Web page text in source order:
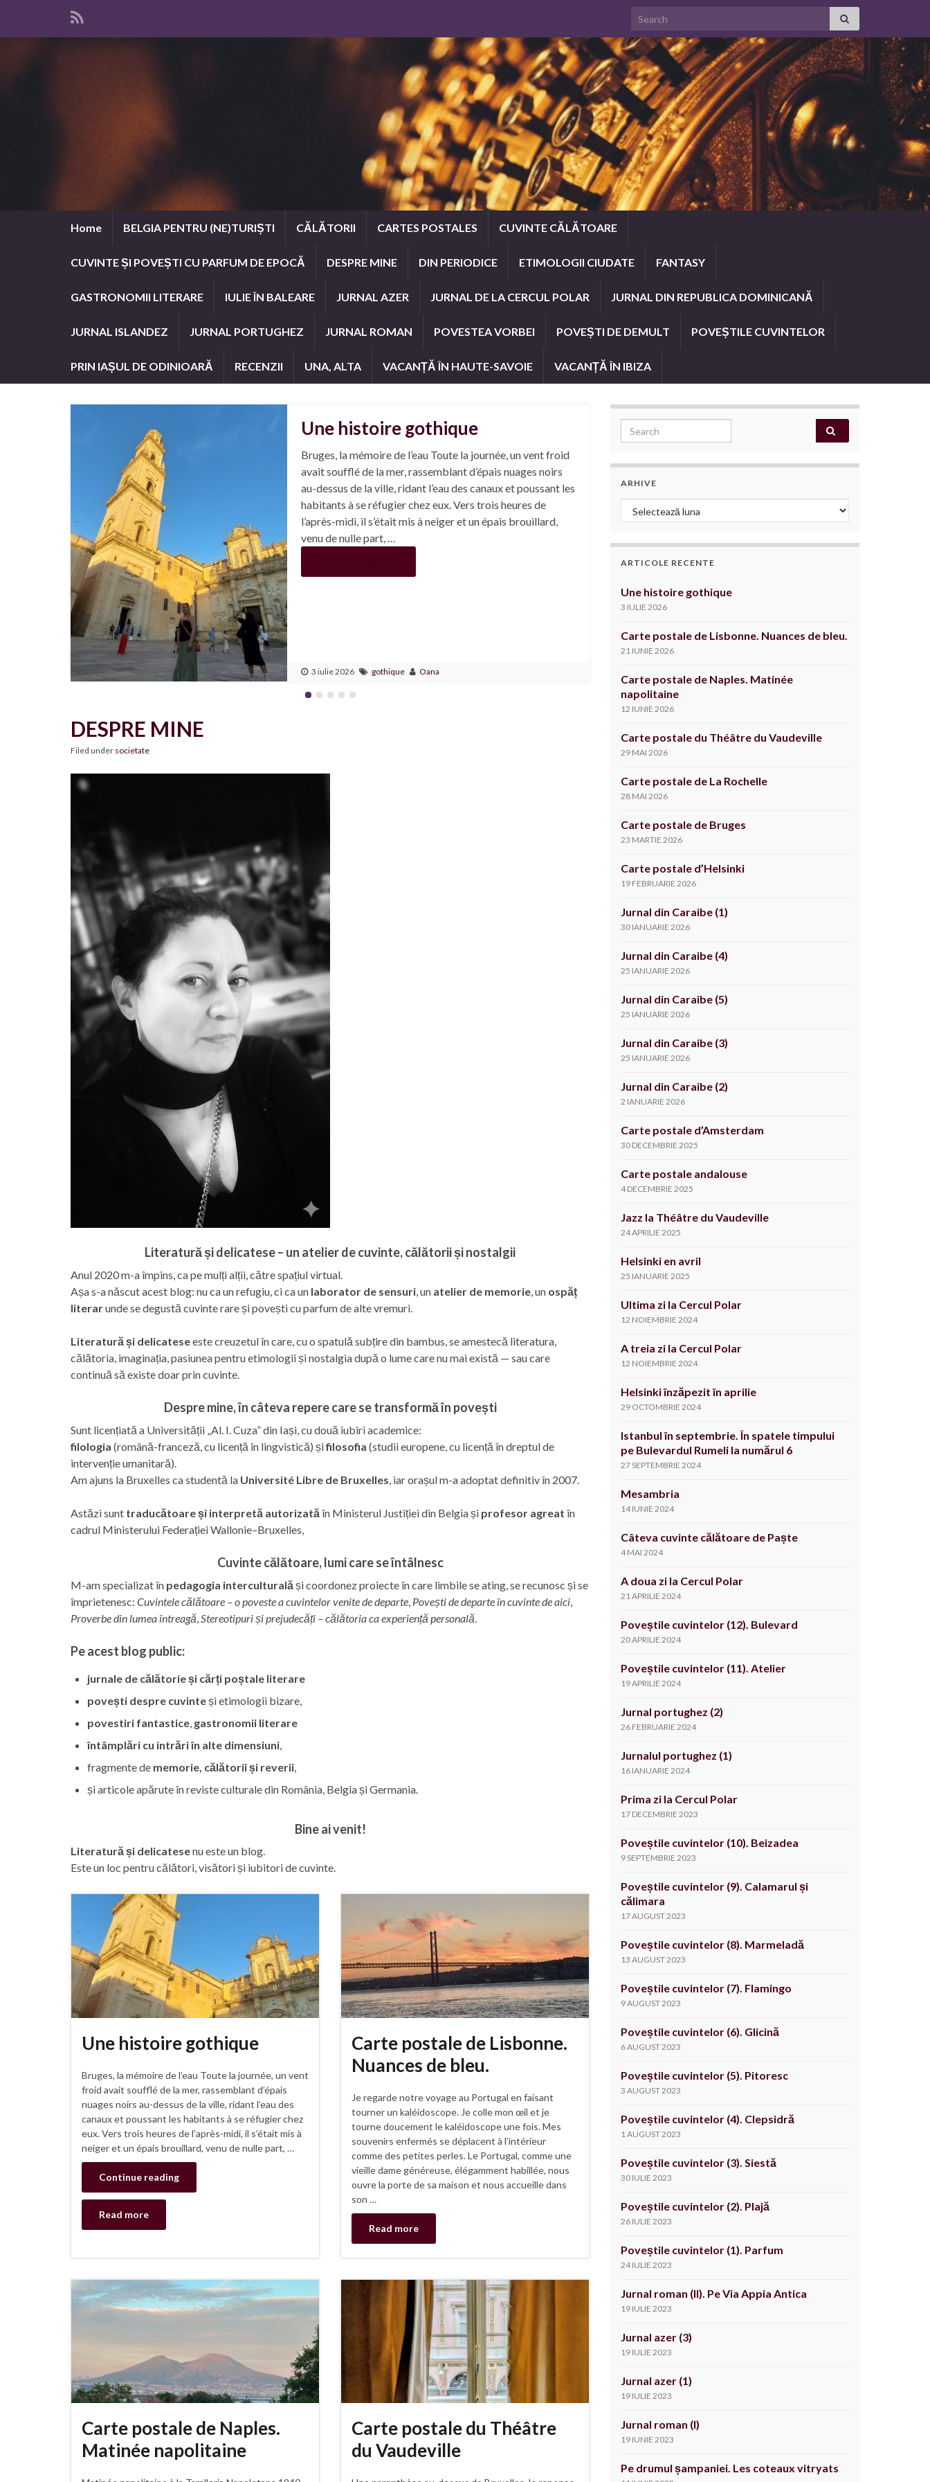
Search for:
Home BELGIA PENTRU (NE)TURIȘTI CĂLĂTORII CARTES POSTALES CUVINTE CĂLĂTOARE
CUVINTE ȘI POVEȘTI CU PARFUM DE EPOCĂ DESPRE MINE DIN PERIODICE ETIMOLOGII CIUDATE FANTASY
GASTRONOMII LITERARE IULIE ÎN BALEARE JURNAL AZER JURNAL DE LA CERCUL POLAR JURNAL DIN REPUBLICA DOMINICANĂ
JURNAL ISLANDEZ JURNAL PORTUGHEZ JURNAL ROMAN POVESTEA VORBEI POVEȘTI DE DEMULT POVEȘTILE CUVINTELOR
PRIN IAȘUL DE ODINIOARĂ RECENZII UNA, ALTA VACANȚĂ ÎN HAUTE-SAVOIE VACANȚĂ ÎN IBIZA
Une histoire gothique
Bruges, la mémoire de l’eau Toute la journée, un vent froid
avait soufflé de la mer, rassemblant d’épais nuages noirs
au-dessus de la ville, ridant l’eau des canaux et poussant les
habitants à se réfugier chez eux. Vers trois heures de
l’après-midi, il s’était mis à neiger et un épais brouillard,
venu de nulle part, …
3 iulie 2026 gothique Oana
DESPRE MINE
Filed under societate
Literatură și delicatese – un atelier de cuvinte, călătorii și nostalgii
Anul 2020 m-a împins, ca pe mulți alții, către spațiul virtual.
Așa s-a născut acest blog: nu ca un refugiu, ci ca un laborator de sensuri, un atelier de memorie, un ospăț
literarunde se degustă cuvinte rare și povești cu parfum de alte vremuri.
Literatură și delicateseeste creuzetul în care, cu o spatulă subțire din bambus, se amestecă literatura,
călătoria, imaginația, pasiunea pentru etimologii și nostalgia după o lume care nu mai există — sau care
continuă să existe doar prin cuvinte.
Despre mine, în câteva repere care se transformă în povești
Sunt licențiată a Universității „Al. I. Cuza” din Iași, cu două iubiri academice:
filologia (română-franceză, cu licență în lingvistică) șifilosofia (studii europene, cu licență în dreptul de
intervenție umanitară).
Am ajuns la Bruxelles ca studentă la Université Libre de Bruxelles, iar orașul m-a adoptat definitiv în 2007.
Astăzi sunt traducătoare și interpretă autorizatăîn Ministerul Justiției din Belgia și profesor agreat în
cadrul Ministerului Federației Wallonie–Bruxelles,
Cuvinte călătoare, lumi care se întâlnesc
M-am specializat în pedagogia interculturalăși coordonez proiecte în care limbile se ating, se recunosc și se
împrietenesc: Cuvintele călătoare – o poveste a cuvintelor venite de departe, Povești de departe în cuvinte de aici,
Proverbe din lumea întreagă,Stereotipuri și prejudecăți – călătoria ca experiență personală.
Pe acest blog public:
jurnale de călătorie și cărți poștale literare
povești despre cuvinteși etimologii bizare,
povestiri fantastice, gastronomii literare
întâmplări cu intrări în alte dimensiuni,
fragmente de memorie, călătorii și reverii,
și articole apărute în reviste culturale din România, Belgia și Germania.
Bine ai venit!
Literatură și delicatesenu este un blog.
Este un loc pentru călători, visători și iubitori de cuvinte.
Une histoire gothique
Bruges, la mémoire de l’eau Toute la journée, un vent
froid avait soufflé de la mer, rassemblant d’épais
nuages noirs au-dessus de la ville, ridant l’eau des
canaux et poussant les habitants à se réfugier chez
eux. Vers trois heures de l’après-midi, il s’était mis à
neiger et un épais brouillard, venu de nulle part, …
Continue reading
Read more
Carte postale de Lisbonne.
Nuances de bleu.
Je regarde notre voyage au Portugal en faisant
tourner un kaléidoscope. Je colle mon œil et je
tourne doucement le kaléidoscope une fois. Mes
souvenirs enfermés se déplacent à l’intérieur
comme des petites perles. Le Portugal, comme une
vieille dame généreuse, élégamment habillée, nous
ouvre la porte de sa maison et nous accueille dans
son …
Read more
Carte postale de Naples.
Matinée napolitaine
Carte postale du Théâtre
du Vaudeville
Search for:
ARHIVE
Arhive
ARTICOLE RECENTE
Une histoire gothique
3 IULIE 2026
Carte postale de Lisbonne. Nuances de bleu.
21 IUNIE 2026
Carte postale de Naples. Matinée
napolitaine
12 IUNIE 2026
Carte postale du Théâtre du Vaudeville
29 MAI 2026
Carte postale de La Rochelle
28 MAI 2026
Carte postale de Bruges
23 MARTIE 2026
Carte postale d’Helsinki
19 FEBRUARIE 2026
Jurnal din Caraibe (1)
30 IANUARIE 2026
Jurnal din Caraibe (4)
25 IANUARIE 2026
Jurnal din Caraibe (5)
25 IANUARIE 2026
Jurnal din Caraibe (3)
25 IANUARIE 2026
Jurnal din Caraibe (2)
2 IANUARIE 2026
Carte postale d’Amsterdam
30 DECEMBRIE 2025
Carte postale andalouse
4 DECEMBRIE 2025
Jazz la Théâtre du Vaudeville
24 APRILIE 2025
Helsinki en avril
25 IANUARIE 2025
Ultima zi la Cercul Polar
12 NOIEMBRIE 2024
A treia zi la Cercul Polar
12 NOIEMBRIE 2024
Helsinki înzăpezit în aprilie
29 OCTOMBRIE 2024
Istanbul în septembrie. În spatele timpului
pe Bulevardul Rumeli la numărul 6
27 SEPTEMBRIE 2024
Mesambria
14 IUNIE 2024
Câteva cuvinte călătoare de Paște
4 MAI 2024
A doua zi la Cercul Polar
21 APRILIE 2024
Poveștile cuvintelor (12). Bulevard
20 APRILIE 2024
Poveștile cuvintelor (11). Atelier
19 APRILIE 2024
Jurnal portughez (2)
26 FEBRUARIE 2024
Jurnalul portughez (1)
16 IANUARIE 2024
Prima zi la Cercul Polar
17 DECEMBRIE 2023
Poveștile cuvintelor (10). Beizadea
9 SEPTEMBRIE 2023
Poveștile cuvintelor (9). Calamarul și
călimara
17 AUGUST 2023
Poveștile cuvintelor (8). Marmeladă
13 AUGUST 2023
Poveștile cuvintelor (7). Flamingo
9 AUGUST 2023
Poveștile cuvintelor (6). Glicină
6 AUGUST 2023
Poveștile cuvintelor (5). Pitoresc
3 AUGUST 2023
Poveștile cuvintelor (4). Clepsidră
1 AUGUST 2023
Poveștile cuvintelor (3). Siestă
30 IULIE 2023
Poveștile cuvintelor (2). Plajă
26 IULIE 2023
Poveștile cuvintelor (1). Parfum
24 IULIE 2023
Jurnal roman (II). Pe Via Appia Antica
19 IULIE 2023
Jurnal azer (3)
19 IULIE 2023
Jurnal azer (1)
19 IULIE 2023
Jurnal roman (I)
19 IUNIE 2023
Pe drumul șampaniei. Les coteaux vitryats